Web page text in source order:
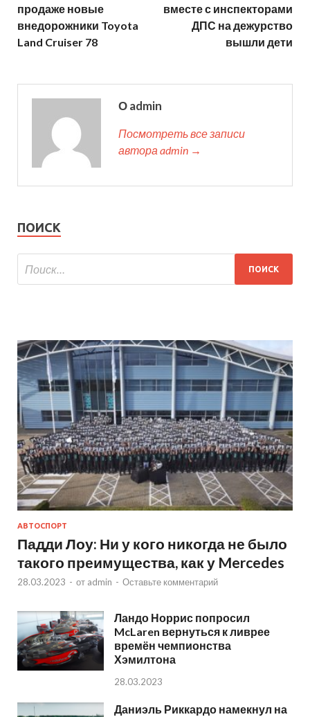
продаже новые
внедорожники Toyota
Land Cruiser 78
вместе с инспекторами
ДПС на дежурство
вышли дети
О admin
Посмотреть все записи
автора admin →
ПОИСК
АВТОСПОРТ
Падди Лоу: Ни у кого никогда не было
такого преимущества, как у Mercedes
28.03.2023 - от admin - Оставьте комментарий
Ландо Норрис попросил
McLaren вернуться к ливрее
времён чемпионства
Хэмилтона
28.03.2023
Даниэль Риккардо намекнул на